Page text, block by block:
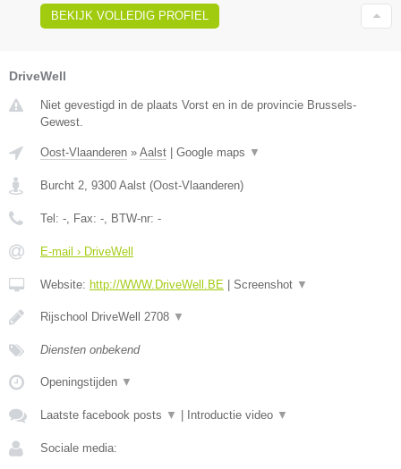
BEKIJK VOLLEDIG PROFIEL
DriveWell
Niet gevestigd in de plaats Vorst en in de provincie Brussels-
Gewest.
Oost-Vlaanderen » Aalst Google maps ▼
Burcht 2, 9300 Aalst (Oost-Vlaanderen)
Tel: -, Fax: -, BTW-nr: -
E-mail › DriveWell
Website: http://WWW.DriveWell.BE Screenshot ▼
Rijschool DriveWell 2708 ▼
Diensten onbekend
Openingstijden ▼
Laatste facebook posts ▼ Introductie video ▼
Sociale media: